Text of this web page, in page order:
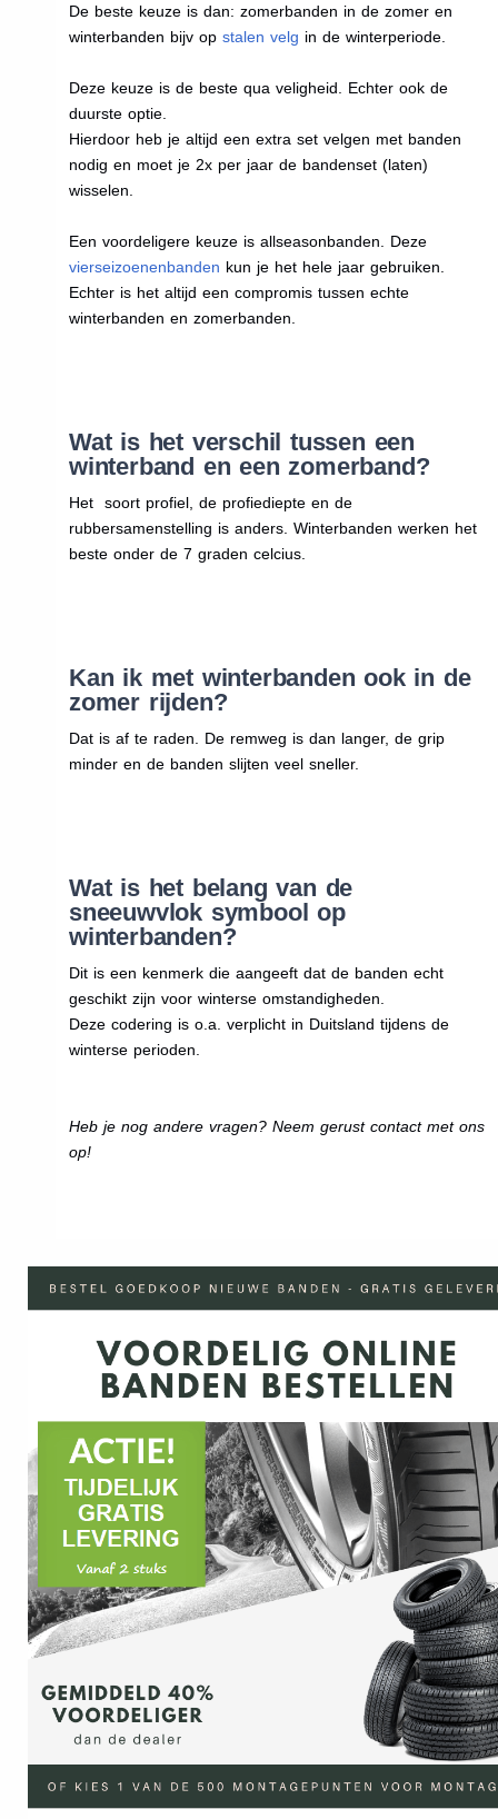
De beste keuze is dan: zomerbanden in de zomer en
winterbanden bijv op stalen velg in de winterperiode.
Deze keuze is de beste qua veligheid. Echter ook de
duurste optie.
Hierdoor heb je altijd een extra set velgen met banden
nodig en moet je 2x per jaar de bandenset (laten)
wisselen.
Een voordeligere keuze is allseasonbanden. Deze
vierseizoenenbanden kun je het hele jaar gebruiken.
Echter is het altijd een compromis tussen echte
winterbanden en zomerbanden.
Wat is het verschil tussen een
winterband en een zomerband?
Het soort profiel, de profiediepte en de
rubbersamenstelling is anders. Winterbanden werken het
beste onder de 7 graden celcius.
Kan ik met winterbanden ook in de
zomer rijden?
Dat is af te raden. De remweg is dan langer, de grip
minder en de banden slijten veel sneller.
Wat is het belang van de
sneeuwvlok symbool op
winterbanden?
Dit is een kenmerk die aangeeft dat de banden echt
geschikt zijn voor winterse omstandigheden.
Deze codering is o.a. verplicht in Duitsland tijdens de
winterse perioden.
Heb je nog andere vragen? Neem gerust contact met ons
op!